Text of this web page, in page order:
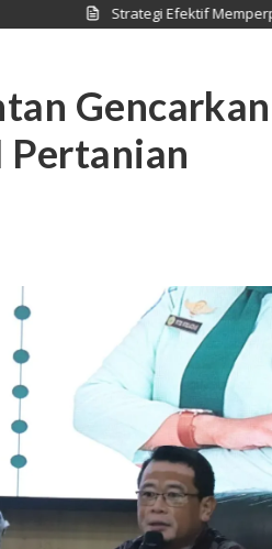
Strategi Efektif Memperpanjang Usia
Gencarkan
Pertanian